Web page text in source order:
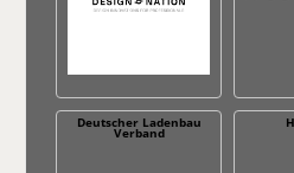
Deutscher Ladenbau
Verband